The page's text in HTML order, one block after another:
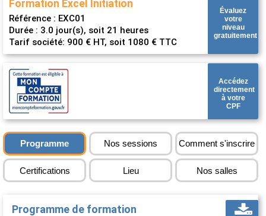
Formation Excel Initiation
Référence : EXC01
Durée : 3.0 jour(s), soit 21 heures
Tarif société: 900 € HT, soit 1080 € TTC
Évaluez
votre
niveau
gratuitement
Accédez
directement
à votre
CPF
Programme Nos sessions Comment s'inscrire
Certifications Lieu Nos salles
Programme de formation